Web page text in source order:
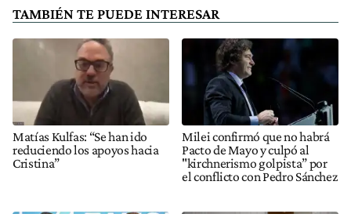
TAMBIÉN TE PUEDE INTERESAR
Matías Kulfas: “Se han ido
reduciendo los apoyos hacia
Cristina”
Milei confirmó que no habrá
Pacto de Mayo y culpó al
"kirchnerismo golpista” por
el conflicto con Pedro Sánchez